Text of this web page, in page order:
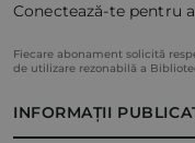
INFORMAȚII
Conectează-te pentru
Fiecare abonament solicită
de utilizare rezonabilă a